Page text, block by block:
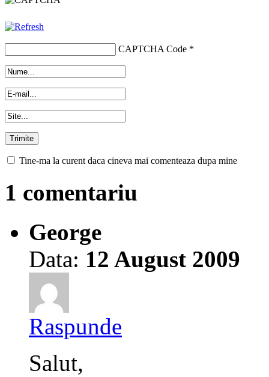
CAPTCHA Code *
Tine-ma la curent daca cineva mai comenteaza dupa mine
1 comentariu
George
Data: 12 August 2009
Raspunde
Salut,